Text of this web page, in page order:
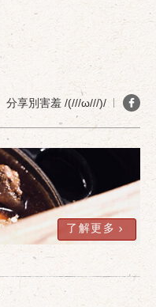
分享別害羞 /(///ω///)/
了解更多
取消